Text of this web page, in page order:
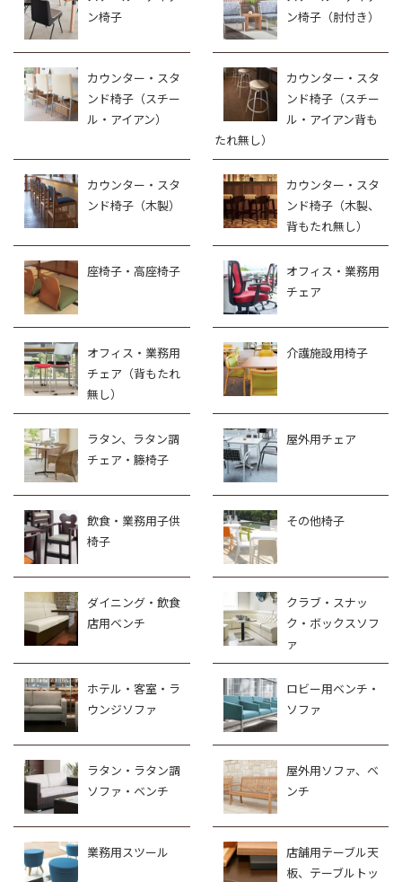
ン椅子
ン椅子（肘付き）
カウンター・スタ
ンド椅子（スチー
ル・アイアン）
カウンター・スタ
ンド椅子（スチー
ル・アイアン背も
たれ無し）
カウンター・スタ
ンド椅子（木製）
カウンター・スタ
ンド椅子（木製、
背もたれ無し）
座椅子・高座椅子
オフィス・業務用
チェア
オフィス・業務用
チェア（背もたれ
無し）
介護施設用椅子
ラタン、ラタン調
チェア・籐椅子
屋外用チェア
飲食・業務用子供
椅子
その他椅子
ダイニング・飲食
店用ベンチ
クラブ・スナッ
ク・ボックスソフ
ァ
ホテル・客室・ラ
ウンジソファ
ロビー用ベンチ・
ソファ
ラタン・ラタン調
ソファ・ベンチ
屋外用ソファ、ベ
ンチ
業務用スツール
店舗用テーブル天
板、テーブルトッ